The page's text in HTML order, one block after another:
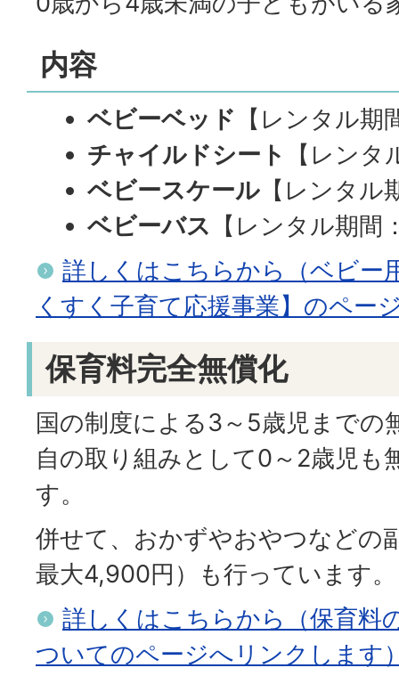
内容
ベビーベッド 【レンタル
チャイルドシート
【レン
ベビースケール 【レンタ
ベビーバス 【レンタル期間
詳しくはこちらから（ベビー
くすく子育て応援事業】のペー
保育料完全無償化
国の制度による3～5歳児までの
自の取り組みとして0～2歳児も
す。
併せて、おかずやおやつなどの
最大4,900円）も行っています。
詳しくはこちらから（保育料
ついてのページへリンクします